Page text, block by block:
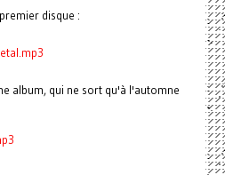
disque :
album, qui ne sort qu'à l'automne